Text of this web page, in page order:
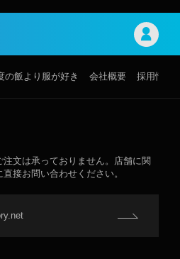
の飯より服が好き 会社概要 採用情報
文は承っておりません。店舗に関
接お問い合わせください。